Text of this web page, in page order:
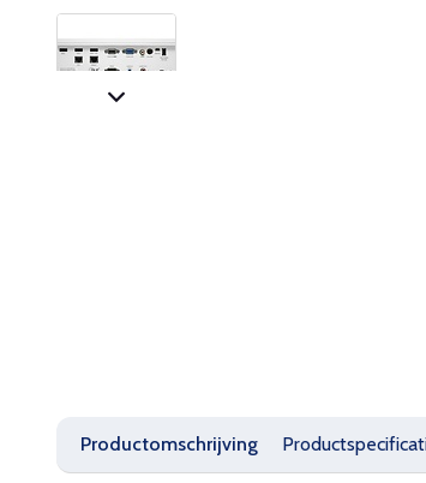
Productomschrijving